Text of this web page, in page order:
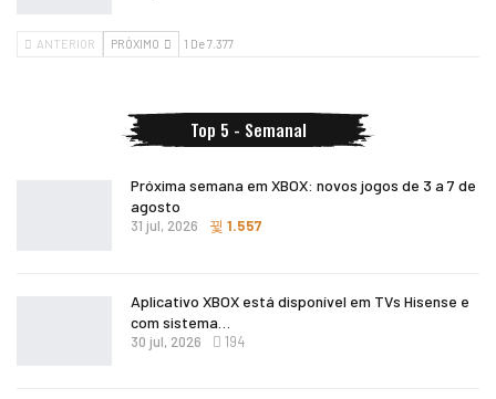
ANTERIOR PRÓXIMO 1 De 7.377
Top 5 - Semanal
Próxima semana em XBOX: novos jogos de 3 a 7 de
agosto
31 jul, 2026 1.557
Aplicativo XBOX está disponível em TVs Hisense e
com sistema…
30 jul, 2026 194